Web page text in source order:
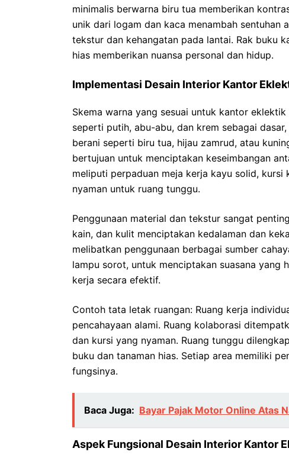
minimalis berwarna biru tua memberikan
unik dari logam dan kaca menambah
tekstur dan kehangatan pada lantai. Rak buku
hias memberikan nuansa personal dan hidup.
Implementasi Desain Interior Kantor
Skema warna yang sesuai untuk kantor
seperti putih, abu-abu, dan krem sebagai
berani seperti biru tua, hijau zamrud, atau
bertujuan untuk menciptakan keseimbangan
meliputi perpaduan meja kerja kayu solid,
nyaman untuk ruang tunggu.
Penggunaan material dan tekstur sangat
kain, dan kulit menciptakan kedalaman dan
melibatkan penggunaan berbagai sumber
lampu sorot, untuk menciptakan suasana yang
kerja secara efektif.
Contoh tata letak ruangan: Ruang kerja
pencahayaan alami. Ruang kolaborasi
dan kursi yang nyaman. Ruang tunggu
buku dan tanaman hias. Setiap area memiliki
fungsinya.
Baca Juga: Bayar Pajak Motor Online Atas
Aspek Fungsional Desain Interior Kantor